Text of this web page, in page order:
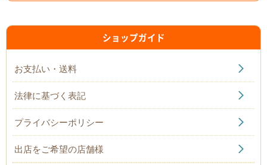
ショップガイド
お支払い・送料
法律に基づく表記
プライバシーポリシー
出店をご希望の店舗様